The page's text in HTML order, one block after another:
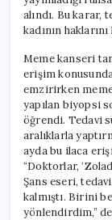
alındı. Bu
kadının
Meme kanseri
erişim konusunda
emzirirken
yapılan biyopsi
öğrendi. Tedavi
aralıklarla
ayda bu ilaca
“Doktorlar,
Şans eseri,
kalmıştı. Birini
yönlendirdim,”